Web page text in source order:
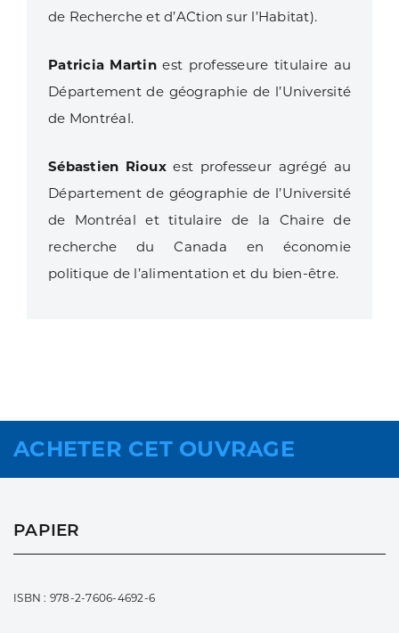
de Recherche et d’ACtion sur l’Habitat).
Patricia Martinest professeure titulaire au
Département de géographie de l’Université
de Montréal.
Sébastien Riouxest professeur agrégé au
Département de géographie de l’Université
de Montréal et titulaire de la Chaire de
recherche du Canada en économie
politique de l’alimentation et du bien-être.
ACHETER CET OUVRAGE
PAPIER
ISBN : 978-2-7606-4692-6